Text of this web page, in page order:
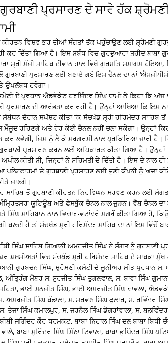
ਪ੍ਰਸਾਰਣ ਦੇ ਸਾਰੇ ਹੱਕ
ਕੀਰਤਨ ਵਿਸ਼ਵ ਭਰ ਦੀਆਂ ਸੰਗਤਾਂ ਤੱਕ ਪਹੁੰਚਾਉਣ ਲਈ ਸ਼੍ਰੋਮਣੀ
ਕਰ ਦਿੱਤਾ ਗਿਆ ਹੈ। ਇਸ ਸਬੰਧ ਵਿਚ ਗੁਰਦੁਆਰਾ ਸ਼ਹੀਦ ਬਾਬਾ
ਸ੍ਰੀ ਮੰਜੀ ਸਾਹਿਬ ਦੀਵਾਨ ਹਾਲ ਵਿਖੇ ਗੁਰਮਤਿ ਸਮਾਗਮ ਹੋਇਆ,
ਪ੍ਰਸਾਰਣ ਲਈ ਬਣਾਏ ਗਏ ਇਸ ਚੈਨਲ ਦਾ ਨਾਂ
ਉਪਲੱਬਧ ਹੋਵੇਗਾ।
ਦੇ ਪ੍ਰਧਾਨ ਐਡਵੋਕੇਟ ਹਰਜਿੰਦਰ ਸਿੰਘ ਧਾਮੀ ਨੇ ਕਿਹਾ ਕਿ ਅੱਜ
ਪ੍ਰਸਾਰਣ ਦੀ ਆਰੰਭਤਾ ਕਰ ਰਹੀ ਹੈ। ਉਨ੍ਹਾਂ ਆਖਿਆ ਕਿ ਇਸ
ਦੌਰਾਨ ਸਪੱਸ਼ਟ ਕੀਤਾ ਕਿ ਸੱਚਖੰਡ ਸ੍ਰੀ ਹਰਿਮੰਦਰ ਸਾਹਿਬ ਤੋਂ
ਮੌਜੂਦ ਰਹਿਣਗੇ ਅਤੇ ਹੋਰ ਕੋਈ ਚੈਨਲ ਨਹੀਂ ਚਲਾ ਸਕੇਗਾ। ਉਨ੍ਹਾਂ
ਲਵੇਗੀ, ਜਿਸ ਨੂੰ ਲੈ ਕੇ ਸਰਗਰਮੀ ਨਾਲ ਪ੍ਰਕਿਰਿਆ ਜਾਰੀ ਹੈ।
ਪ੍ਰਸਾਰਣ ਕਰਨ ਲਈ ਅਧਿਕਾਰਤ ਕੀਤਾ ਗਿਆ ਹੈ। ਉਨ੍ਹਾਂ
ਕੀਤੀ ਸੀ, ਜਿਨ੍ਹਾਂ ਨੇ ਸਹਿਮਤੀ ਦੇ ਦਿੱਤੀ ਹੈ। ਇਸ ਦੇ ਨਾਲ ਹੀ
’ਤੇ ਗੁਰਬਾਣੀ ਪ੍ਰਸਾਰਣ ਲਈ ਚੁਣੀ ਕੰਪਨੀ ਨੂੰ ਅਦਾ
ਜਾਣਗੇ।
ਸਾਹਿਬ ਤੋਂ ਗੁਰਬਾਣੀ ਕੀਰਤਨ ਨਿਰਵਿਘਨ ਸਰਵਣ ਕਰਨ ਲਈ
ਯੂਟਿਊਬ ਅਤੇ ਫੇਸਬੁੱਕ ਚੈਨਲ ਨਾਲ ਜੁੜਨ। ਵੈੱਬ ਚੈਨਲ ਦਾ
ਸਿੰਘ ਸਾਹਿਬਾਨ ਨਾਲ ਵਿਚਾਰ-ਵਟਾਂਦਰੇ ਮਗਰੋਂ ਕੀਤਾ ਗਿਆ ਹੈ,
ਹੈ ਤਾਂ ਸੱਚਖੰਡ ਸ੍ਰੀ ਹਰਿਮੰਦਰ ਸਾਹਿਬ ਦਾ ਨਾਂ ਇਸ ਵਿੱਚੋਂ
ਸਿੰਘ ਸਾਹਿਬ ਗਿਆਨੀ ਅਮਰਜੀਤ ਸਿੰਘ ਨੇ ਸੰਗਤ ਨੂੰ ਗੁਰਬਾਣੀ
ਸ਼ਖ਼ਸੀਅਤਾਂ ਵਿਚ ਸੱਚਖੰਡ ਸ੍ਰੀ ਹਰਿਮੰਦਰ ਸਾਹਿਬ ਦੇ ਸਾਬਕਾ ਮੁੱਖ
ਗੁਰਬਚਨ ਸਿੰਘ, ਸ਼੍ਰੋਮਣੀ ਕਮੇਟੀ ਦੇ ਜੂਨੀਅਰ ਮੀਤ ਪ੍ਰਧਾਨ ਸ.
ਮੈਂਬਰ ਸ. ਸੁਰਜੀਤ ਸਿੰਘ ਤੁਗਲਵਾਲ, ਸ. ਬਾਵਾ ਸਿੰਘ
ਭਾਈ ਮਨਜੀਤ ਸਿੰਘ, ਭਾਈ ਅਮਰਜੀਤ ਸਿੰਘ ਚਾਵਲਾ,
ਅਮਰਜੀਤ ਸਿੰਘ ਬੰਡਾਲਾ, ਸ. ਸਰਵਣ ਸਿੰਘ ਕੁਲਾਰ, ਸ. ਰਵਿੰਦਰ
ਤੇਜਾ ਸਿੰਘ ਕਮਾਲਪੁਰ, ਸ. ਜਰਨੈਲ ਸਿੰਘ ਡੋਗਰਾਂਵਾਲਾ, ਸ.
ਜੋਗਿੰਦਰ ਕੌਰ ਧਰਮਕੋਟ, ਬਾਬਾ ਨਿਹਾਲ ਸਿੰਘ ਦਲ ਬਾਬਾ ਬਿਧੀ
ਬਾਬਾ ਸੁਰਿੰਦਰ ਸਿੰਘ ਮਿੱਠਾ ਟਿਵਾਣਾ, ਬਾਬਾ ਭੁਪਿੰਦਰ ਸਿੰਘ